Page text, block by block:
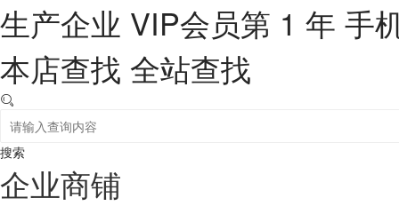
生产企业 VIP会员第 1 年 手
本店查找 全站查找
搜索
企业商铺